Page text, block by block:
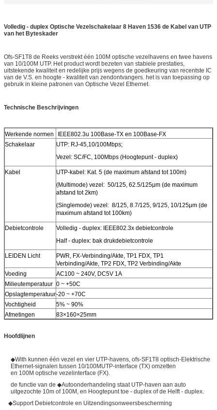
Volledig - duplex Optische Vezelschakelaar 8 Haven 1536 de Kabel van UTP
van het Byteskader
Ofs-SF1T8 de Reeks verstrekt één 100M optische vezelhavens en twee havens
van 10/100M UTP. Het product wordt bezeten van stabiele prestaties,
uitstekende kwaliteit en redelijke prijs wegens de goedkeuring van recentste IC
van de V.S. en hoogte - kwaliteit van zendontvangers. het is van toepassing op
gebruik in kleine patronen van Optische Vezel Ethernet.
Technische Beschrijvingen
Werkende normen
IEEE802.3u 100Base-TX en 100Base-FX
Schakelaar
UTP: RJ-45,10/100Mbps;
Vezel: SC/FC, 100Mbps (Hoogtepunt - duplex)
Kabel
UTP-kabel: Kat. 5 (de maximum afstand tot 100m)
(Multimode) vezel: 50/125, 62.5/125μm (de maximum
afstand tot 2km)
(Singlemode) vezel: 8/125, 8.7/125, 9/125, 10/125μm (de
maximum afstand tot 100km)
Debietcontrole
Volledig - duplex: IEEE802.3x debietcontrole
Half - duplex: bak drukdebietcontrole
LEIDEN Licht
PWR, FX-Verbinding/Akte, TP1 FDX, TP1
Verbinding/Akte, TP2 FDX, TP2 Verbinding/Akte
Voeding
AC100 ~ 240V, DC5V 1A
Milieutemperatuur 0 ~ +50C
Opslagtemperatuur-20 ~ +70C
Vochtigheid
5% ~ 90%
Afmetingen
83×160×25mm
Hoofdlijnen
◆With kunnen één vezel en vier UTP-havens, ofs-SF1T8 optisch-Elektrische
Ethernet-signalen tussen 10/100MUTP-interface (TX) omzetten
en 100M optische vezelinterface (FX).
de functie van de ◆Autoonderhandeling staat UTP-haven aan auto
uitgezochte 10m of 100M, en Hoogtepunt toe - duplex of de Helft - duplex.
◆Support Debietcontrole en Uitzendingsonweersbescherming